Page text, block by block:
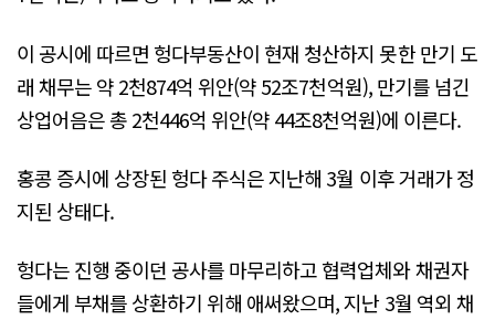
이 공시에 따르면 헝다부동산이 현재 청산하지 못한 만기 도
래 채무는 약 2천874억 위안(약 52조7천억원), 만기를 넘긴
상업어음은 총 2천446억 위안(약 44조8천억원)에 이른다.
홍콩 증시에 상장된 헝다 주식은 지난해 3월 이후 거래가 정
지된 상태다.
헝다는 진행 중이던 공사를 마무리하고 협력업체와 채권자
들에게 부채를 상환하기 위해 애써왔으며, 지난 3월 역외 채